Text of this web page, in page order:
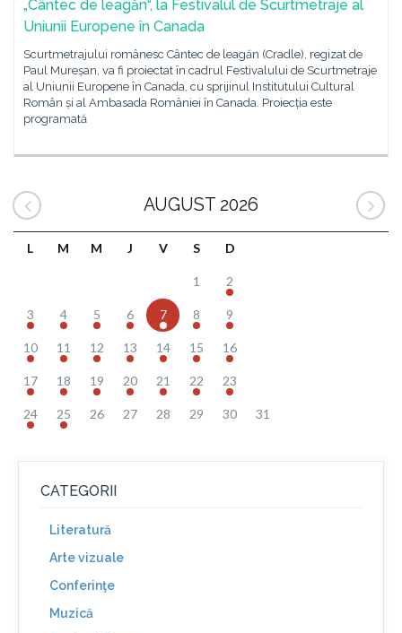
„Cântec de leagăn“, la Festivalul de Scurtmetraje al
Uniunii Europene în Canada
Scurtmetrajului românesc Cântec de leagăn (Cradle), regizat de
Paul Mureșan, va fi proiectat în cadrul Festivalului de Scurtmetraje
al Uniunii Europene în Canada, cu sprijinul Institutului Cultural
Român și al Ambasada României în Canada. Proiecția este
programată
AUGUST 2026
L M M J V S D
1 2
3 4 5 6 7 8 9
10 11 12 13 14 15 16
17 18 19 20 21 22 23
24 25 26 27 28 29 30 31
CATEGORII
Literatură
Arte vizuale
Conferinţe
Muzică